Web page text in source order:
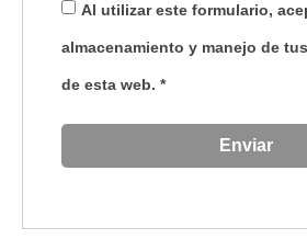
Al utilizar este formulario,
almacenamiento y manejo de
de esta web. *